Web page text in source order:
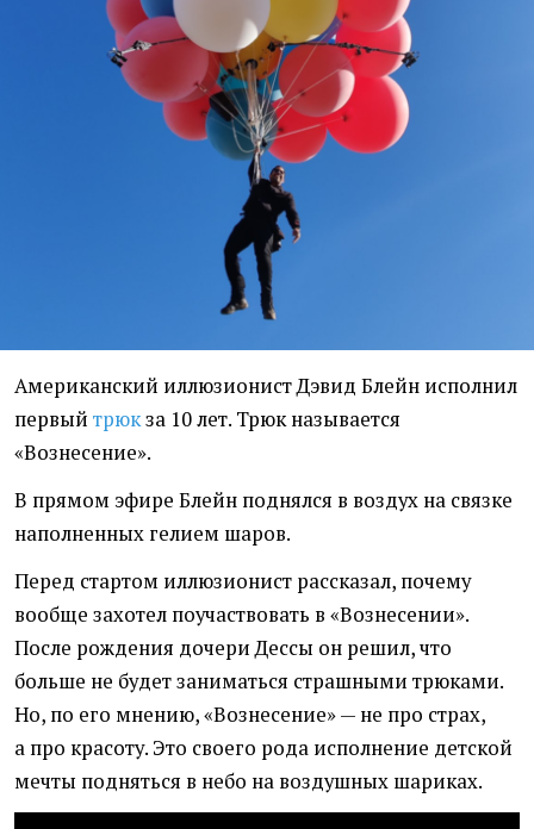
Американский иллюзионист Дэвид Блейн исполнил
первый трюкза 10 лет. Трюк называется
«Вознесение».
В прямом эфире Блейн поднялся в воздух на связке
наполненных гелием шаров.
Перед стартом иллюзионист рассказал, почему
вообще захотел поучаствовать в «Вознесении».
После рождения дочери Дессы он решил, что
больше не будет заниматься страшными трюками.
Но, по его мнению, «Вознесение» — не про страх,
а про красоту. Это своего рода исполнение детской
мечты подняться в небо на воздушных шариках.